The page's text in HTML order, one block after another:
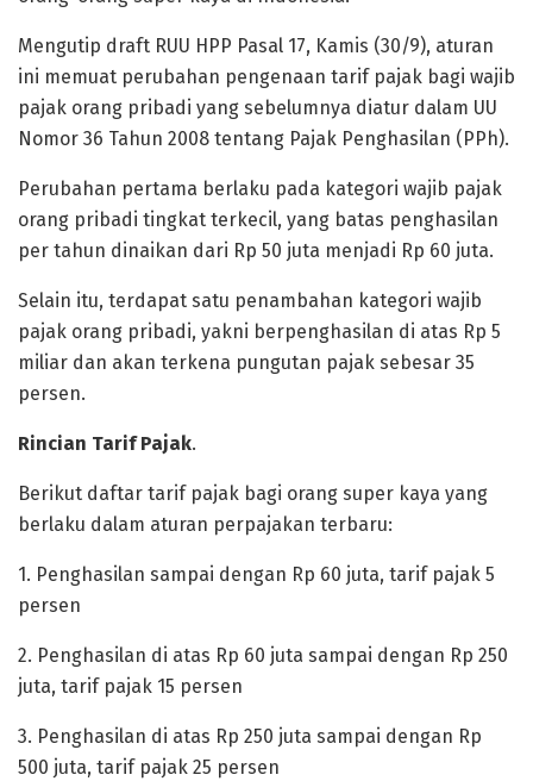
Mengutip draft RUU HPP Pasal 17, Kamis (30/9), aturan
ini memuat perubahan pengenaan tarif pajak bagi wajib
pajak orang pribadi yang sebelumnya diatur dalam UU
Nomor 36 Tahun 2008 tentang Pajak Penghasilan (PPh).
Perubahan pertama berlaku pada kategori wajib pajak
orang pribadi tingkat terkecil, yang batas penghasilan
per tahun dinaikan dari Rp 50 juta menjadi Rp 60 juta.
Selain itu, terdapat satu penambahan kategori wajib
pajak orang pribadi, yakni berpenghasilan di atas Rp 5
miliar dan akan terkena pungutan pajak sebesar 35
persen.
Rincian Tarif Pajak.
Berikut daftar tarif pajak bagi orang super kaya yang
berlaku dalam aturan perpajakan terbaru:
1. Penghasilan sampai dengan Rp 60 juta, tarif pajak 5
persen
2. Penghasilan di atas Rp 60 juta sampai dengan Rp 250
juta, tarif pajak 15 persen
3. Penghasilan di atas Rp 250 juta sampai dengan Rp
500 juta, tarif pajak 25 persen